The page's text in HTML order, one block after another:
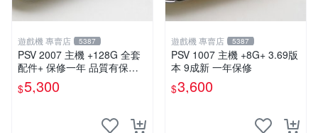
遊戲機 專賣店 5387
PSV 2007 主機 +128G 全套
配件+ 保修一年 品質有保障 p
s vita 改好直下直玩
$5,300
遊戲機 專賣店 5387
PSV 1007 主機 +8G+ 3.69版
本 9成新 一年保修
$3,600